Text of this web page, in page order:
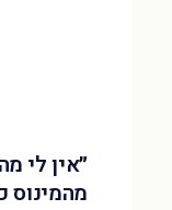
״אין לי
מהמינוס